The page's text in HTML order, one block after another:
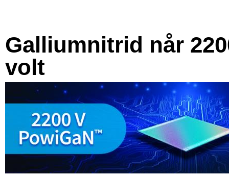
Galliumnitrid når
volt